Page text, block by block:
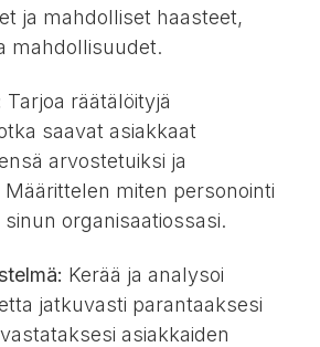
ja mahdolliset haasteet,
mahdollisuudet.
Tarjoa räätälöityjä
saavat asiakkaat
arvostetuiksi ja
Määrittelen miten personointi
organisaatiossasi.
Kerää ja analysoi
jatkuvasti parantaaksesi
asiakkaiden